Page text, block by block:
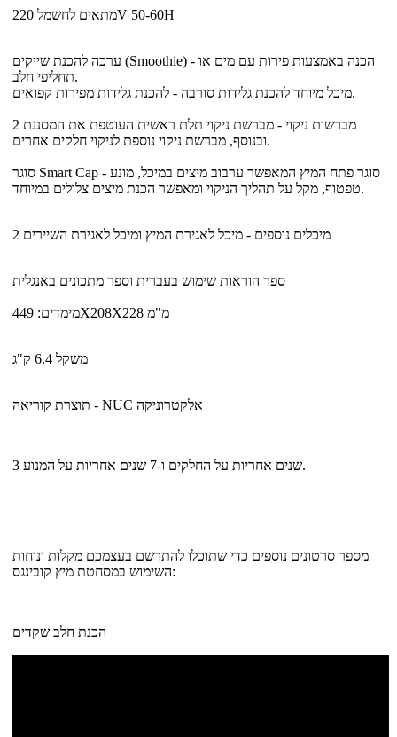
מתאים לחשמל 220V 50-60H
ערכה להכנת שייקים (Smoothie) - הכנה באמצעות פירות עם מים או
תחליפי חלב.
מיכל מיוחד להכנת גלידות סורבה - להכנת גלידות מפירות קפואים.
2 מברשות ניקוי - מברשת ניקוי תלת ראשית העוטפת את המסננת
ובנוסף, מברשת ניקוי נוספת לניקוי חלקים אחרים.
סוגר Smart Cap - סוגר פתח המיץ המאפשר ערבוב מיצים במיכל, מונע
טפטוף, מקל על תהליך הניקוי ומאפשר הכנת מיצים צלולים במיוחד.
2 מיכלים נוספים - מיכל לאגירת המיץ ומיכל לאגירת השיירים
ספר הוראות שימוש בעברית וספר מתכונים באנגלית
מימדים: 449X208X228 מ"מ
משקל 6.4 ק"ג
תוצרת קוריאה - NUC אלקטרוניקה
3 שנים אחריות על החלקים ו-7 שנים אחריות על המנוע.
מספר סרטונים נוספים כדי שתוכלו להתרשם בעצמכם מקלות ונוחות
השימוש במסחטת מיץ קובינגס: